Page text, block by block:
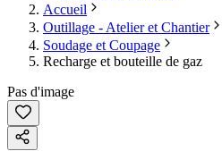
Accueil
Outillage - Atelier et Chantier
Soudage et Coupage
Recharge et bouteille de gaz
Pas d'image